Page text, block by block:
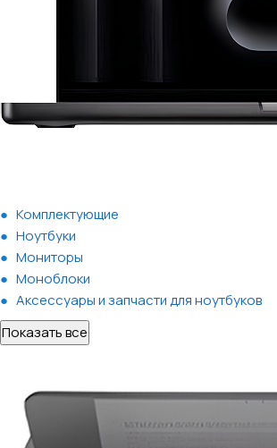
Комплектующие
Ноутбуки
Мониторы
Моноблоки
Аксессуары и запчасти для ноутбуков
Показать все